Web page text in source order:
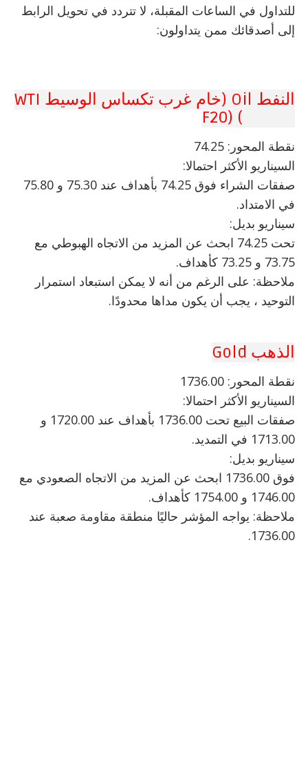
للتداول في الساعات المقبلة، لا تتردد في تحويل الرابط
إلى أصدقائك ممن يتداولون:
النفط Oil (خام غرب تكساس الوسيط WTI
نقطة المحور: 74.25
السيناريو الأكثر احتمالا:
صفقات الشراء فوق 74.25 بأهداف عند 75.30 و 75.80
في الامتداد.
سيناريو بديل:
تحت 74.25 ابحث عن المزيد من الاتجاه الهبوطي مع
73.75 و 73.25 كأهداف.
ملاحظة: على الرغم من أنه لا يمكن استبعاد استمرار
التوحيد ، يجب أن يكون مداها محدودًا.
الذهب Gold
نقطة المحور: 1736.00
السيناريو الأكثر احتمالا:
صفقات البيع تحت 1736.00 بأهداف عند 1720.00 و
1713.00 في التمديد.
سيناريو بديل:
فوق 1736.00 ابحث عن المزيد من الاتجاه الصعودي مع
1746.00 و 1754.00 كأهداف.
ملاحظة: يواجه المؤشر حاليًا منطقة مقاومة صعبة عند
1736.00.